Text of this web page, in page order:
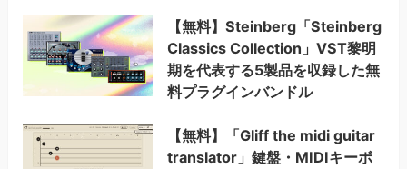
【無料】Steinberg「Steinberg
Classics Collection」VST黎明
期を代表する5製品を収録した無
料プラグインバンドル
【無料】「Gliff the midi guitar
translator」鍵盤・MIDIキーボ